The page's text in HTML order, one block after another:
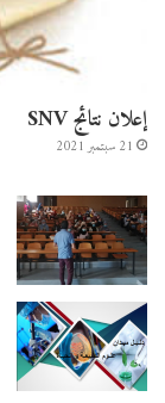
إعلان نتائج SNV
21 سبتمبر 2021